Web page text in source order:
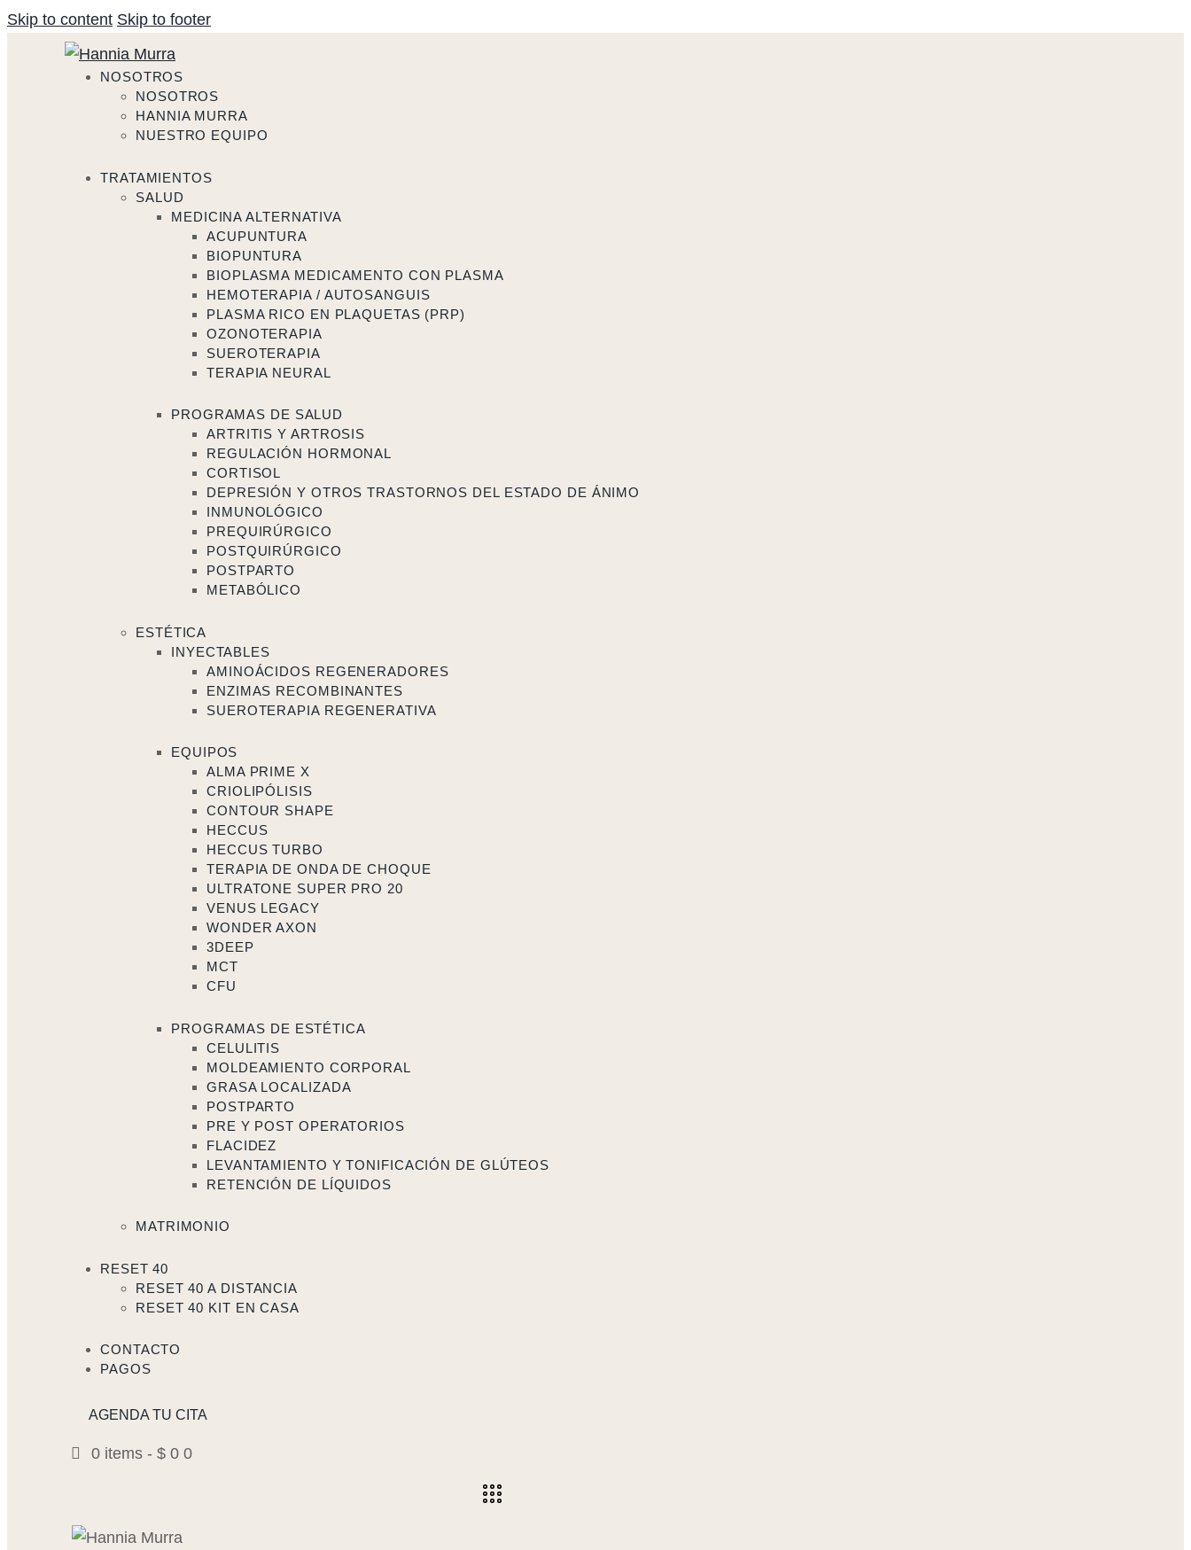
Skip to content Skip to footer
NOSOTROS
NOSOTROS
HANNIA MURRA
NUESTRO EQUIPO
TRATAMIENTOS
SALUD
MEDICINA ALTERNATIVA
ACUPUNTURA
BIOPUNTURA
BIOPLASMA MEDICAMENTO CON PLASMA
HEMOTERAPIA / AUTOSANGUIS
PLASMA RICO EN PLAQUETAS (PRP)
OZONOTERAPIA
SUEROTERAPIA
TERAPIA NEURAL
PROGRAMAS DE SALUD
ARTRITIS Y ARTROSIS
REGULACIÓN HORMONAL
CORTISOL
DEPRESIÓN Y OTROS TRASTORNOS DEL ESTADO DE ÁNIMO
INMUNOLÓGICO
PREQUIRÚRGICO
POSTQUIRÚRGICO
POSTPARTO
METABÓLICO
ESTÉTICA
INYECTABLES
AMINOÁCIDOS REGENERADORES
ENZIMAS RECOMBINANTES
SUEROTERAPIA REGENERATIVA
EQUIPOS
ALMA PRIME X
CRIOLIPÓLISIS
CONTOUR SHAPE
HECCUS
HECCUS TURBO
TERAPIA DE ONDA DE CHOQUE
ULTRATONE SUPER PRO 20
VENUS LEGACY
WONDER AXON
3DEEP
MCT
CFU
PROGRAMAS DE ESTÉTICA
CELULITIS
MOLDEAMIENTO CORPORAL
GRASA LOCALIZADA
POSTPARTO
PRE Y POST OPERATORIOS
FLACIDEZ
LEVANTAMIENTO Y TONIFICACIÓN DE GLÚTEOS
RETENCIÓN DE LÍQUIDOS
MATRIMONIO
RESET 40
RESET 40 A DISTANCIA
RESET 40 KIT EN CASA
CONTACTO
PAGOS
AGENDA TU CITA
0 items - $ 0 0